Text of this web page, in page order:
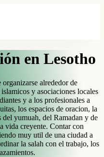
en Lesotho
alrededor de
y asociaciones locales
y a los profesionales a
los espacios de oracion, la
yumuah, del Ramadan y de
vida creyente. Contar con
muy util de una ciudad a
la salah con el trabajo, los